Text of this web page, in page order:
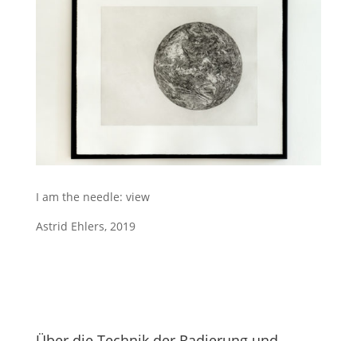
I am the needle: view
Astrid Ehlers, 2019